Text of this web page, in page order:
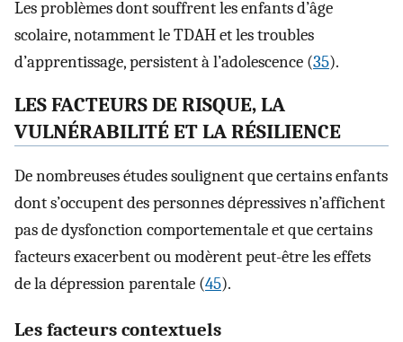
Les problèmes dont souffrent les enfants d’âge
scolaire, notamment le TDAH et les troubles
d’apprentissage, persistent à l’adolescence (35).
LES FACTEURS DE RISQUE, LA
VULNÉRABILITÉ ET LA RÉSILIENCE
De nombreuses études soulignent que certains enfants
dont s’occupent des personnes dépressives n’affichent
pas de dysfonction comportementale et que certains
facteurs exacerbent ou modèrent peut-être les effets
de la dépression parentale (45).
Les facteurs contextuels